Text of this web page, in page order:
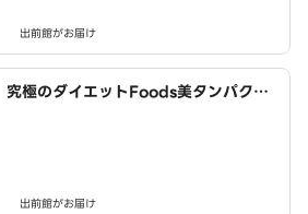
出前館がお届け
究極のダイエットFoods美タンパクラ
出前館がお届け